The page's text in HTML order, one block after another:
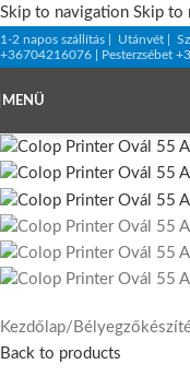
Skip to navigation Skip to
1-2 napos szállítás | Utánvét |
+36704216076 | Pesterzsébet
MENÜ
Kezdőlap/
Back to products